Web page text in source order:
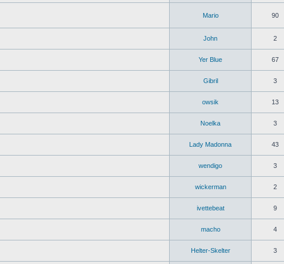
Mario 90
John 2
Yer Blue 67
Gibril 3
owsik 13
Noelka 3
Lady Madonna 43
wendigo 3
wickerman 2
ivettebeat 9
macho 4
Helter-Skelter 3